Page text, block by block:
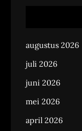
augustus 2026
juli 2026
juni 2026
mei 2026
april 2026